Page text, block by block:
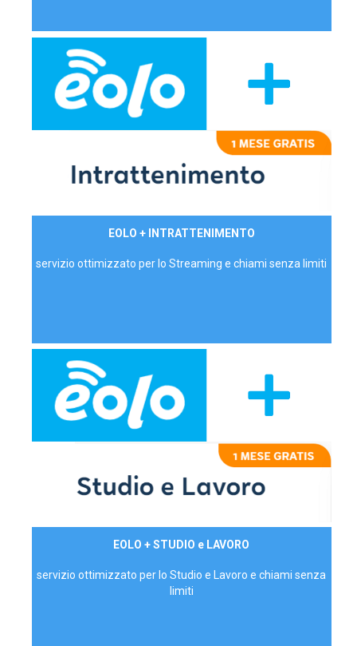
EOLO + INTRATTENIMENTO
servizio ottimizzato per lo Streaming e chiami senza limiti
EOLO + STUDIO e LAVORO
servizio ottimizzato per lo Studio e Lavoro e chiami senza
limiti